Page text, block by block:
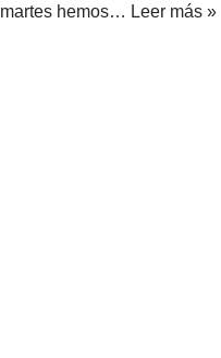
martes hemos… Leer más »